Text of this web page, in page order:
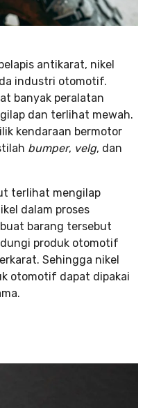
antikarat, nikel
industri otomotif.
banyak peralatan
dan terlihat mewah.
kendaraan bermotor
bumper, velg, dan
terlihat mengilap
dalam proses
barang tersebut
produk otomotif
Sehingga nikel
otomotif dapat dipakai